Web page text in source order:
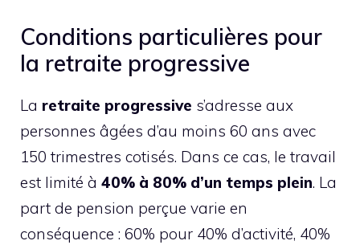
Conditions particulières pour
la retraite progressive
La retraite progressive s’adresse aux
personnes âgées d’au moins 60 ans avec
150 trimestres cotisés. Dans ce cas, le travail
est limité à 40% à 80% d’un temps plein. La
part de pension perçue varie en
conséquence : 60% pour 40% d’activité, 40%